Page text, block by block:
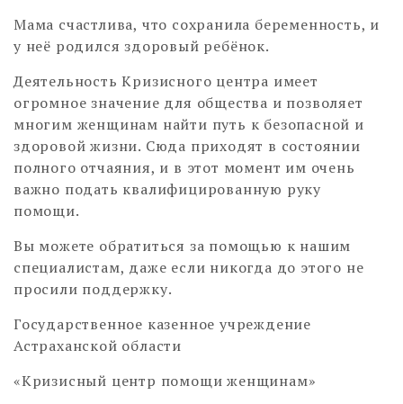
Мама счастлива, что сохранила беременность, и
у неё родился здоровый ребёнок.
Деятельность Кризисного центра имеет
огромное значение для общества и позволяет
многим женщинам найти путь к безопасной и
здоровой жизни. Сюда приходят в состоянии
полного отчаяния, и в этот момент им очень
важно подать квалифицированную руку
помощи.
Вы можете обратиться за помощью к нашим
специалистам, даже если никогда до этого не
просили поддержку.
Государственное казенное учреждение
Астраханской области
«Кризисный центр помощи женщинам»